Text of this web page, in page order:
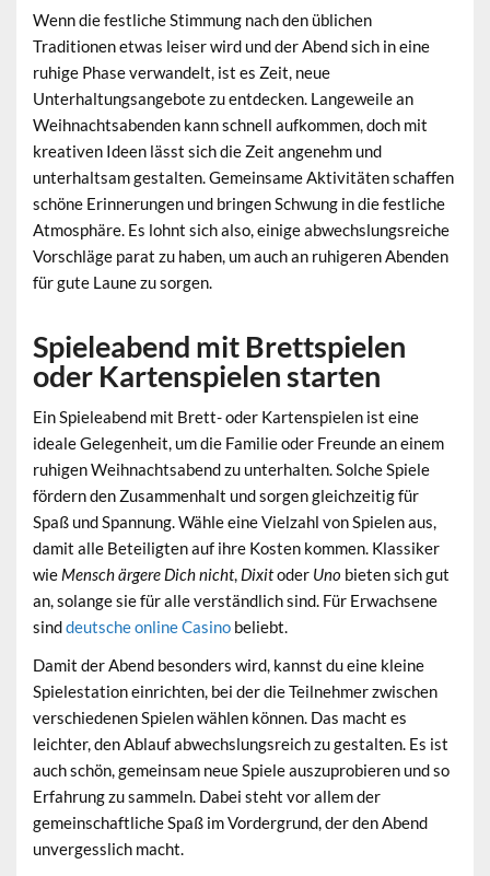
Wenn die festliche Stimmung nach den üblichen
Traditionen etwas leiser wird und der Abend sich in eine
ruhige Phase verwandelt, ist es Zeit, neue
Unterhaltungsangebote zu entdecken. Langeweile an
Weihnachtsabenden kann schnell aufkommen, doch mit
kreativen Ideen lässt sich die Zeit angenehm und
unterhaltsam gestalten.Gemeinsame Aktivitätenschaffen
schöne Erinnerungen und bringen Schwung in die festliche
Atmosphäre. Es lohnt sich also, einige abwechslungsreiche
Vorschläge parat zu haben, um auch an ruhigeren Abenden
für gute Laune zu sorgen.
Spieleabend mit Brettspielen
oder Kartenspielen starten
Ein Spieleabend mit Brett- oder Kartenspielen ist eine
ideale Gelegenheit, um die Familie oder Freunde an einem
ruhigen Weihnachtsabend zu unterhalten. Solche Spiele
fördern den Zusammenhalt und sorgen gleichzeitig für
Spaß und Spannung. Wähle eine Vielzahl von Spielen aus,
damit alle Beteiligten auf ihre Kosten kommen. Klassiker
wie Mensch ärgere Dich nicht, Dixitoder Uno bieten sich gut
an, solange sie für alle verständlich sind. Für Erwachsene
sinddeutsche online Casino beliebt.
Damit der Abend besonders wird, kannst du eine kleine
Spielestation einrichten, bei der die Teilnehmer zwischen
verschiedenen Spielen wählen können. Das macht es
leichter, den Ablauf abwechslungsreich zu gestalten. Es ist
auch schön, gemeinsam neue Spiele auszuprobieren und so
Erfahrung zu sammeln. Dabei steht vor allem der
gemeinschaftliche Spaß im Vordergrund, der den Abend
unvergesslich macht.